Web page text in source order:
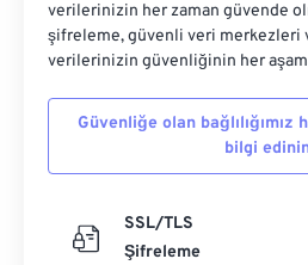
verilerinizin her zaman güvende
şifreleme, güvenli veri merkezleri
verilerinizin güvenliğinin her
Güvenliğe olan bağlılığımız
bilgi
SSL/TLS
Şifreleme